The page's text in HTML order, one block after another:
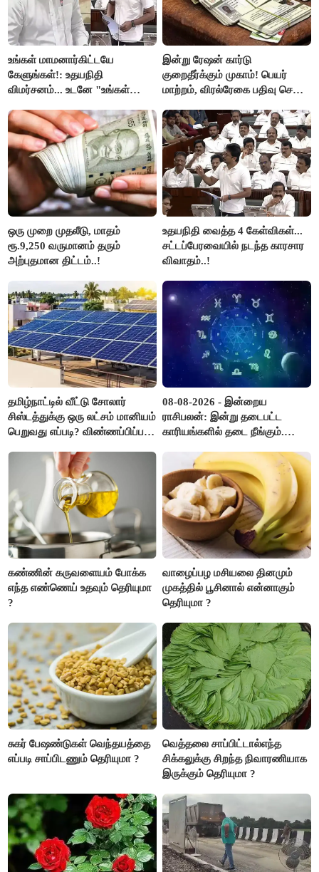
உங்கள் மாமனார்கிட்டயே
கேளுங்கள்!: உதயநிதி
விமர்சனம்... உடனே "உங்கள்
ஆதவ் அர்ஜுனா பதிலடி!
இன்று ரேஷன் கார்டு
குறைதீர்க்கும் முகாம்! பெயர்
மாற்றம், விரல்ரேகை பதிவு செய்ய
ஒரு முறை முதலீடு, மாதம்
ரூ.9,250 வருமானம் தரும்
அற்புதமான திட்டம்..!
உதயநிதி வைத்த 4 கேள்விகள்...
சட்டப்பேரவையில் நடந்த காரசார
விவாதம்..!
தமிழ்நாட்டில் வீட்டு சோலார்
சிஸ்டத்துக்கு ஒரு லட்சம் மானியம்
பெறுவது எப்படி? விண்ணப்பிப்பது
08-08-2026 - இன்றைய
ராசிபலன்: இன்று தடைபட்ட
காரியங்களில் தடை நீங்கும்.
இருக்கும். ஆன்மீக எண்ணம்
அதிகரிக்கும்..!
கண்ணின் கருவளையம் போக்க
எந்த எண்ணெய் உதவும் தெரியுமா
?
வாழைப்பழ மசியலை தினமும்
முகத்தில் பூசினால் என்னாகும்
தெரியுமா ?
சுகர் பேஷண்டுகள் வெந்தயத்தை
எப்படி சாப்பிடணும் தெரியுமா ?
வெத்தலை சாப்பிட்டால்எந்த
சிக்கலுக்கு சிறந்த நிவாரணியாக
இருக்கும் தெரியுமா ?